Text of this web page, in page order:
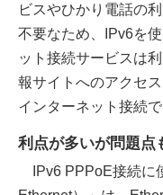
ビスやひかり電話の
不要なため、IPv6を
ット接続サービスは
報サイトへのアクセ
インターネット接続で
利点が多いが問題点
IPv6 PPPoE接続に